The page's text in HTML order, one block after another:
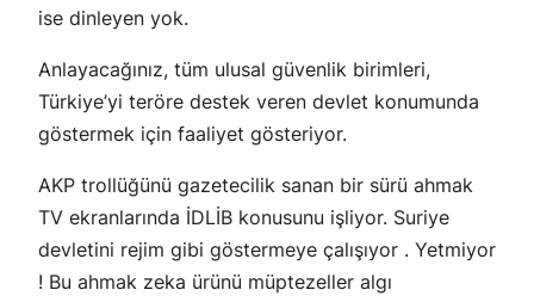
ise dinleyen yok.
Anlayacağınız, tüm ulusal güvenlik birimleri,
Türkiye’yi teröre destek veren devlet konumunda
göstermek için faaliyet gösteriyor.
AKP trollüğünü gazetecilik sanan bir sürü ahmak
TV ekranlarında İDLİB konusunu işliyor. Suriye
devletini rejim gibi göstermeye çalışıyor . Yetmiyor
! Bu ahmak zeka ürünü müptezeller algı